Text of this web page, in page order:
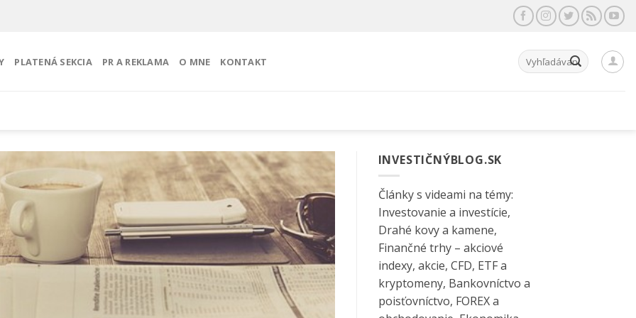
PLATENÁ SEKCIA PR A REKLAMA O MNE KONTAKT Hľadať:
INVESTIČNÝBLOG.SK
Články s videami na témy:
Investovanie a investície,
Drahé kovy a kamene,
Finančné trhy – akciové
indexy, akcie, CFD, ETF a
kryptomeny, Bankovníctvo a
poisťovníctvo, FOREX a